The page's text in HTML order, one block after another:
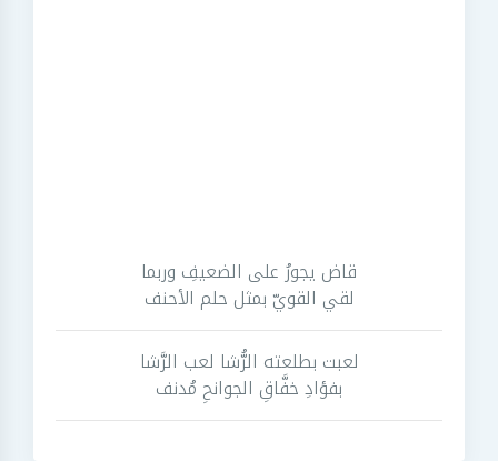
قاض يجورُ على الضعيفِ وربما
لقي القويّ بمثل حلم الأحنف
لعبت بطلعته الرُّشا لعب الرَّشا
بفؤادِ خفَّاقِ الجوانحِ مُدنف